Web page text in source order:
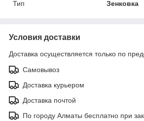
Тип
Зенковка
Условия доставки
Доставка осуществляется только по
Самовывоз
Доставка курьером
Доставка почтой
По городу Алматы бесплатно при